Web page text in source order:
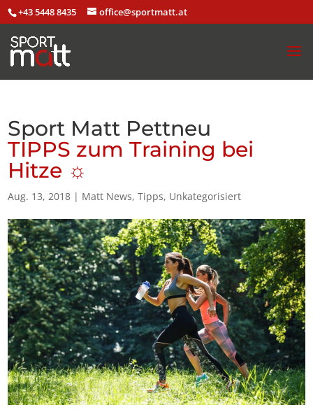
+43 5448 8435 office@sportmatt.at
Sport Matt Pettneu
TIPPS zum Training bei
Hitze ☼
Aug. 13, 2018 | Matt News,Tipps, Unkategorisiert